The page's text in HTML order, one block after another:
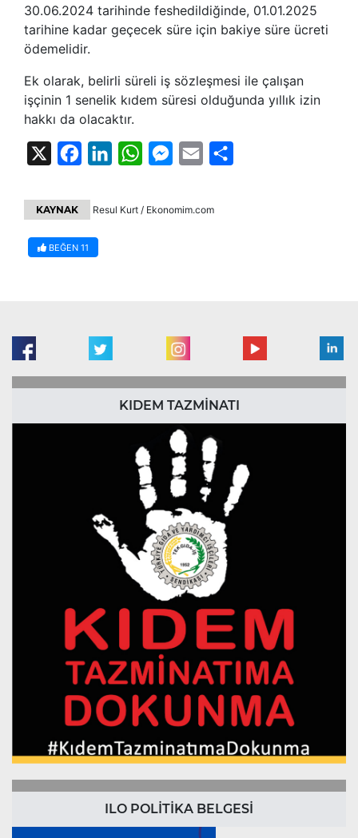
30.06.2024 tarihinde feshedildiğinde, 01.01.2025
tarihine kadar geçecek süre için bakiye süre ücreti
ödemelidir.
Ek olarak, belirli süreli iş sözleşmesi ile çalışan
işçinin 1 senelik kıdem süresi olduğunda yıllık izin
hakkı da olacaktır.
FacebookLinkedInWhatsAppMessenger
Email
KAYNAK Resul Kurt / Ekonomim.com
BEĞEN 11
KIDEM TAZMİNATI
ILO POLİTİKA BELGESİ